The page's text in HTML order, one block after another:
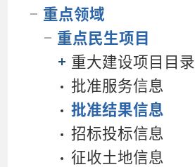
重点领域
重点民生项目
重大建设项目目录
批准服务信息
批准结果信息
招标投标信息
征收土地信息